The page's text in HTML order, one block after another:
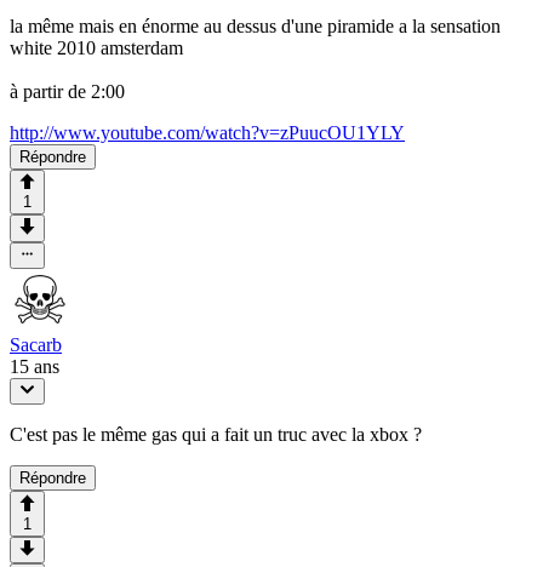
la même mais en énorme au dessus d'une piramide a la sensation
white 2010 amsterdam
à partir de 2:00
http://www.youtube.com/watch?v=zPuucOU1YLY
Répondre
1
Sacarb
15 ans
C'est pas le même gas qui a fait un truc avec la xbox ?
Répondre
1